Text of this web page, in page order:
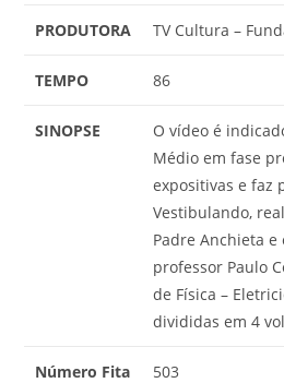
PRODUTORA TV Cultura –
TEMPO 86
SINOPSE
O vídeo é
Médio em fase
expositivas e faz
Vestibulando,
Padre Anchieta
professor Paulo
de Física –
divididas em 4
Número Fita 503